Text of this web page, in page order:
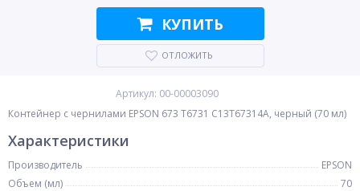
КУПИТЬ
ОТЛОЖИТЬ
Артикул: 00-00003090
Контейнер с чернилами EPSON 673 T6731 C13T67314A, черный (70 мл)
Характеристики
Производитель
EPSON
Объем (мл)
70